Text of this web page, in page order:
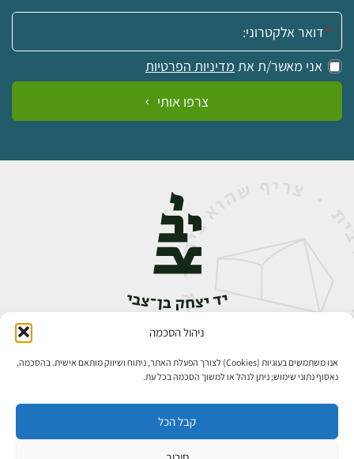
ניהול הסכמה
אנו משתמשים בעוגיות (Cookies) לצורך הפעלת האתר, ניתוח ושיווק מותאם אישית. בהסכמה,
נאסוף נתוני שימוש; ניתן לנהל או למשוך הסכמה בכל עת.
קבל הכל
אימייל:
אני מאשר/ת את מדיניות הפרטיות
צרפו אותי
אבן גבירול 14, רחביה, ירושלים